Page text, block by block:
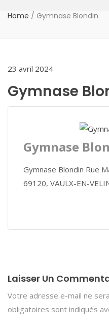
Home / Gymnase Blondin
23 avril 2024
Gymnase
Gymnase
Gymnase Blondin Rue
69120, VAULX-EN-
Laisser Un
Votre adresse e-mail ne
obligatoires sont indiqués